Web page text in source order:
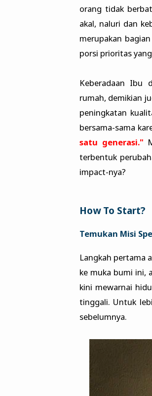
orang tidak
akal, naluri dan
merupakan
porsi prioritas
Keberadaan Ibu
rumah, demikian
peningkatan
bersama-sama
satu generasi."
terbentuk
impact-nya?
How To Start?
Temukan Misi
Langkah pertama
ke muka bumi ini,
kini mewarnai
tinggali. Untuk
sebelumnya.